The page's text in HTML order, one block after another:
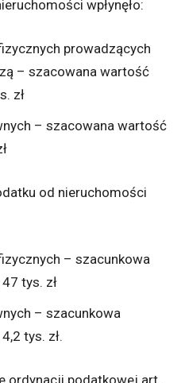
wpłynęło:
prowadzących
– szacowana wartość
zł
– szacowana wartość
od nieruchomości
– szacunkowa
tys. zł
– szacunkowa
tys. zł.